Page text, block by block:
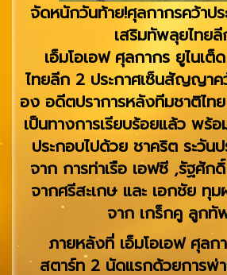
จัดหนักวันท้าย!ศุลกากรคว้าป
เสริมทัพลุยไทย
เอ็มโอเอฟ ศุลกากร ยูไนเต็
ไทยลีก 2 ประกาศเซ็นสัญญาค
อง อดีตปราการหลังทีมชาติไท
เป็นทางการเรียบร้อยแล้ว พร้
ประกอบไปด้วย ชาคริต ระวัน
จาก การท่าเรือ เอฟซี ,รัฐศัก
จากศรีสะเกษ และ เอกชัย ทุ
จาก เกร็กคู ลูกทั
ภายหลังที่​ เอ็มโอเอฟ ศุลก
สตาร์ท 2 นัดแรกด้วยการ